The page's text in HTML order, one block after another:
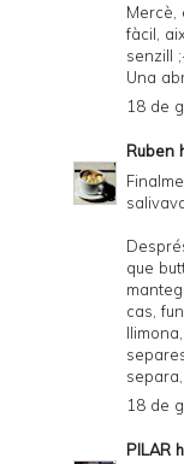
Mercè,
fàcil,
senzill
Una
18 de
Ruben
que
cas,
separa,
18 de
PILAR